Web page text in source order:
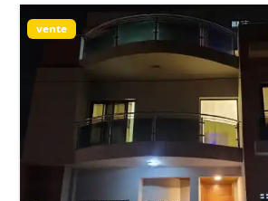
vente